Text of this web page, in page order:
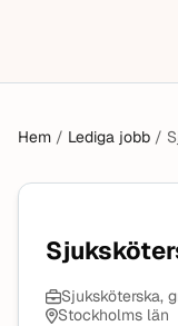
Hem / Lediga jobb /
Sjuksköterska,
Stockholms län